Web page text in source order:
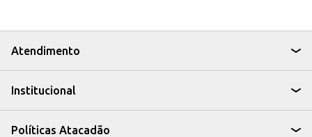
Atendimento
Institucional
Políticas Atacadão